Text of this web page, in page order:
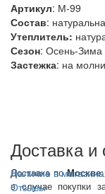
Артикул: М-99
Состав:
Утеплитель:
Сезон: Осень-Зима
Застежка: на
Доставка и
Доставка поМоскве
в случае покупки
Наличие в
Отзывы